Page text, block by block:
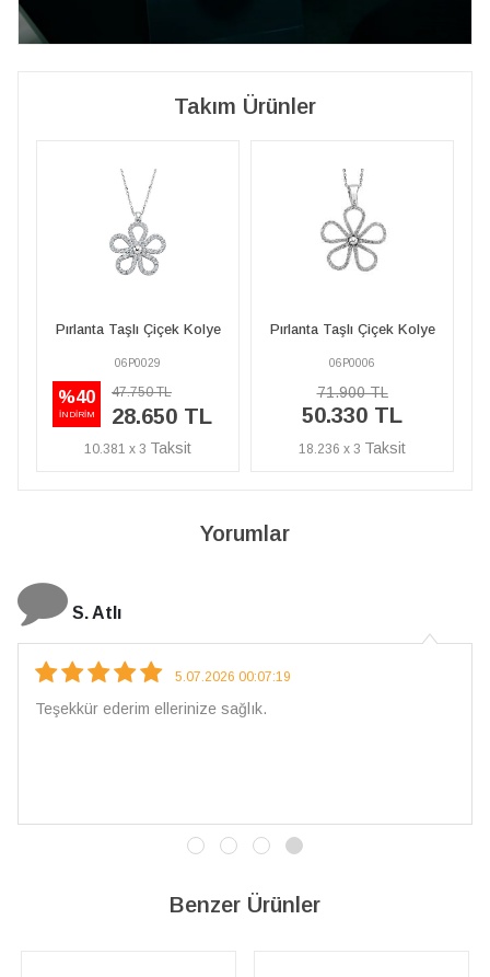
Takım Ürünler
Pırlanta Taşlı Çiçek Kolye
06P0006
71.900 TL
50.330 TL
18.236 x 3
Pırlanta Taşlı Çiçek Kolye
06P0029
%40
İNDİRİM
47.750 TL
28.650 TL
10.381 x 3
Yorumlar
N. Elçi
4.08.2026 16:27:03
Çarpıcı ve olağanüstü bir işçilikle hazırlanmış bir mücevher.
Benzer Ürünler